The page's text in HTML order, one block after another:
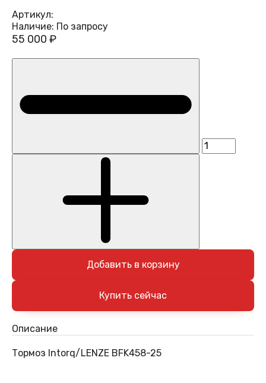
Артикул:
Наличие: По запросу
55 000 ₽
Добавить в корзину
Описание
Тормоз Intorq/LENZE BFK458-25